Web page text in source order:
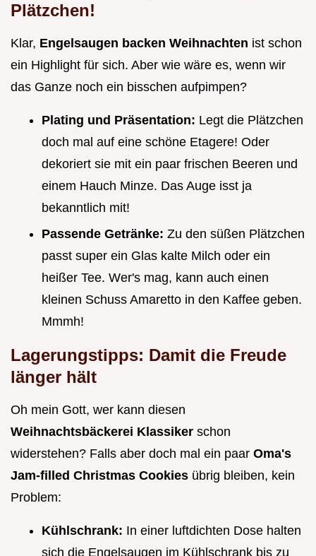
Plätzchen!
Klar, Engelsaugen backen Weihnachten ist schon
ein Highlight für sich. Aber wie wäre es, wenn wir
das Ganze noch ein bisschen aufpimpen?
Plating und Präsentation: Legt die Plätzchen
doch mal auf eine schöne Etagere! Oder
dekoriert sie mit ein paar frischen Beeren und
einem Hauch Minze. Das Auge isst ja
bekanntlich mit!
Passende Getränke: Zu den süßen Plätzchen
passt super ein Glas kalte Milch oder ein
heißer Tee. Wer's mag, kann auch einen
kleinen Schuss Amaretto in den Kaffee geben.
Mmmh!
Lagerungstipps: Damit die Freude
länger hält
Oh mein Gott, wer kann diesen
Weihnachtsbäckerei Klassiker schon
widerstehen? Falls aber doch mal ein paar Oma's
Jam-filled Christmas Cookies übrig bleiben, kein
Problem:
Kühlschrank: In einer luftdichten Dose halten
sich die Engelsaugen im Kühlschrank bis zu